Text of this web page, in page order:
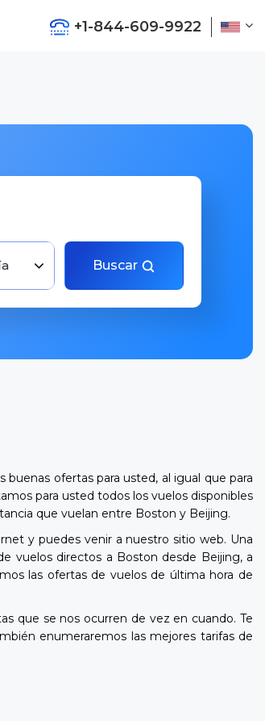
+1-844-609-9922
Buscar
ofertas para usted, al igual que para
para usted todos los vuelos disponibles
que vuelan entre Boston y Beijing.
y puedes venir a nuestro sitio web. Una
vuelos directos a Boston desde Beijing, a
las ofertas de vuelos de última hora de
que se nos ocurren de vez en cuando. Te
enumeraremos las mejores tarifas de